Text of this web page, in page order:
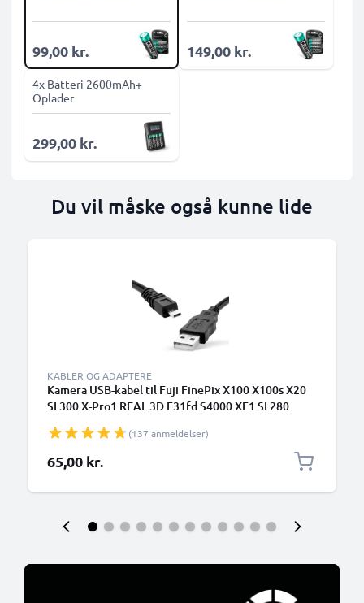
99,00 kr. 149,00 kr.
4x Batteri 2600mAh+
Oplader
299,00 kr.
Du vil måske også kunne lide
KABLER OG ADAPTERE
Kamera USB-kabel til Fuji FinePix X100 X100s X20
SL300 X-Pro1 REAL 3D F31fd S4000 XF1 SL280
kamera Opladerledning PVC - Sort
(137 anmeldelser)
65,00 kr.